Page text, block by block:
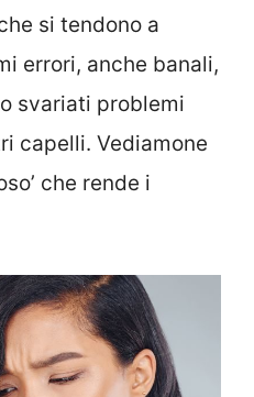
si tendono a
errori, anche banali,
svariati problemi
capelli. Vediamone
che rende i